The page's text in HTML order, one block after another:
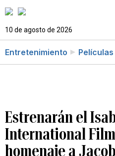
10 de agosto de 2026
Entretenimiento
Estrenarán el
International
homenaje a